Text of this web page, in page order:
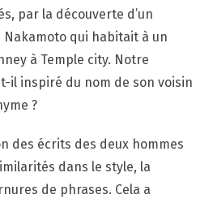
par la découverte d’un
qui habitait à un
à Temple city. Notre
il inspiré du nom de son voisin
?
des écrits des deux hommes
dans le style, la
de phrases. Cela a